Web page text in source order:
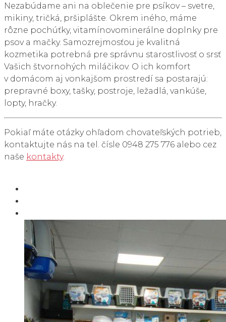
Nezabúdame ani na oblečenie pre psíkov – svetre,
mikiny, tričká, pršiplášte. Okrem iného, máme
rôzne pochúťky, vitamínovominerálne doplnky pre
psov a mačky. Samozrejmosťou je kvalitná
kozmetika potrebná pre správnu starostlivosť o srsť
Vašich štvornohých miláčikov. O ich komfort
v domácom aj vonkajšom prostredí sa postarajú:
prepravné boxy, tašky, postroje, ležadlá, vankúše,
lopty, hračky.
Pokiaľ máte otázky ohľadom chovateľských potrieb,
kontaktujte nás na tel. čísle 0948 275 776 alebo cez
naše kontakty.